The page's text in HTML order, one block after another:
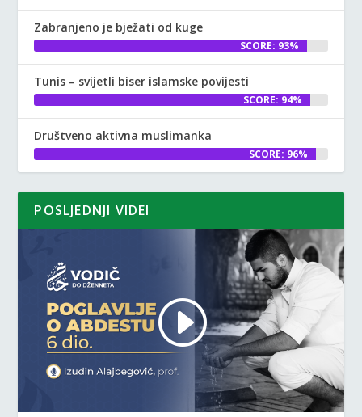
Zabranjeno je bježati od kuge
SCORE: 93%
Tunis – svijetli biser islamske povijesti
SCORE: 94%
Društveno aktivna muslimanka
SCORE: 96%
POSLJEDNJI VIDEI